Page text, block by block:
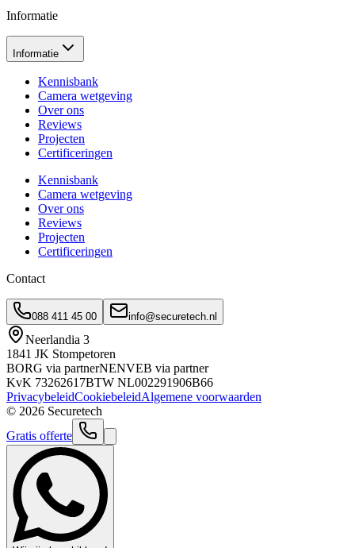
Informatie
Informatie
Kennisbank
Camera wetgeving
Over ons
Reviews
Projecten
Certificeringen
Kennisbank
Camera wetgeving
Over ons
Reviews
Projecten
Certificeringen
Contact
088 411 45 00 info@securetech.nl
Neerlandia 3
1841 JK Stompetoren
BORG via partnerNENVEB via partner
KvK 73262617BTW NL002291906B66
PrivacybeleidCookiebeleidAlgemene voorwaarden
© 2026 Securetech
Gratis offerte